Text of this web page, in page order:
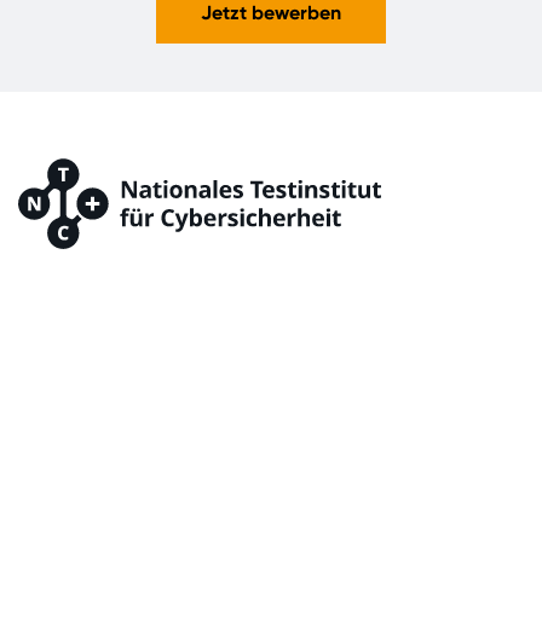
Jetzt bewerben